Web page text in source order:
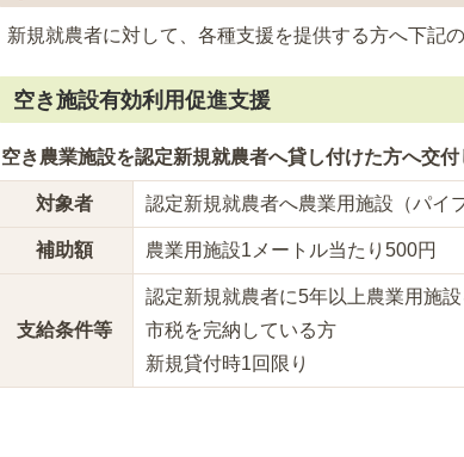
新規就農者に対して、各種支援を提供する方へ下記
空き施設有効利用促進支援
空き農業施設を認定新規就農者へ貸し付けた方へ交付
対象者 認定新規就農者へ農業用施設（パイ
補助額 農業用施設1メートル当たり500円
支給条件等
認定新規就農者に5年以上農業用施
市税を完納している方
新規貸付時1回限り